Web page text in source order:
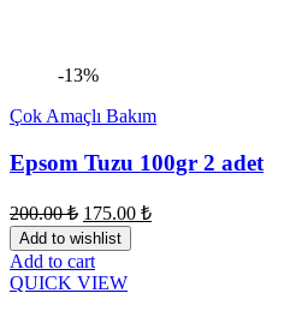
-13%
Çok Amaçlı Bakım
Epsom Tuzu 100gr 2 adet
200.00₺ 175.00 ₺
Add to wishlist
Add to cart
QUICK VIEW